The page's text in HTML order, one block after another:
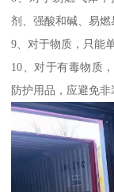
剂、强酸和碱、易燃
9、对于物质，只能
10、对于有毒物质
防护用品，应避免非